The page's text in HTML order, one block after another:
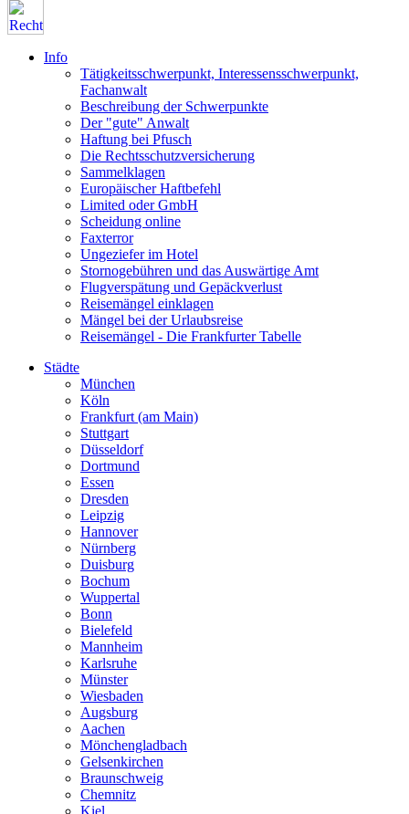
Info
Tätigkeitsschwerpunkt, Interessensschwerpunkt,
Fachanwalt
Beschreibung der Schwerpunkte
Der "gute" Anwalt
Haftung bei Pfusch
Die Rechtsschutzversicherung
Sammelklagen
Europäischer Haftbefehl
Limited oder GmbH
Scheidung online
Faxterror
Ungeziefer im Hotel
Stornogebühren und das Auswärtige Amt
Flugverspätung und Gepäckverlust
Reisemängel einklagen
Mängel bei der Urlaubsreise
Reisemängel - Die Frankfurter Tabelle
Städte
München
Köln
Frankfurt (am Main)
Stuttgart
Düsseldorf
Dortmund
Essen
Dresden
Leipzig
Hannover
Nürnberg
Duisburg
Bochum
Wuppertal
Bonn
Bielefeld
Mannheim
Karlsruhe
Münster
Wiesbaden
Augsburg
Aachen
Mönchengladbach
Gelsenkirchen
Braunschweig
Chemnitz
Kiel